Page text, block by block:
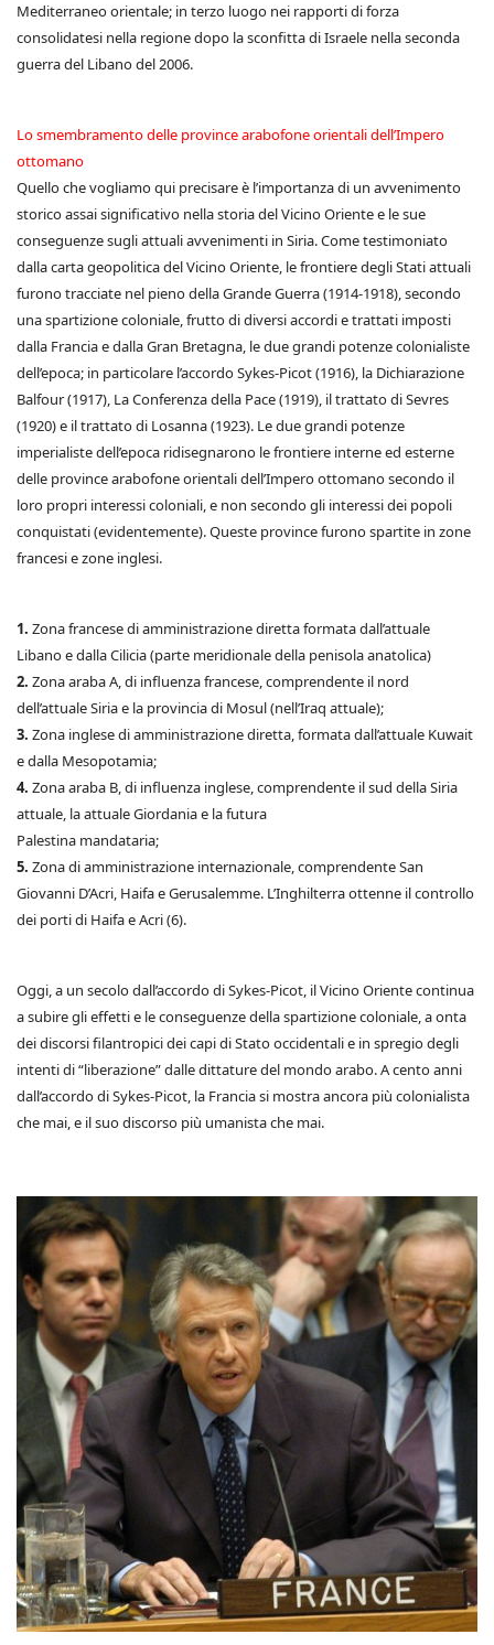
Mediterraneo orientale; in terzo luogo nei rapporti di forza
consolidatesi nella regione dopo la sconfitta di Israele nella seconda
guerra del Libano del 2006.
Lo smembramento delle province arabofone orientali dell’Impero
ottomano
Quello che vogliamo qui precisare è l’importanza di un avvenimento
storico assai significativo nella storia del Vicino Oriente e le sue
conseguenze sugli attuali avvenimenti in Siria. Come testimoniato
dalla carta geopolitica del Vicino Oriente, le frontiere degli Stati attuali
furono tracciate nel pieno della Grande Guerra (1914-1918), secondo
una spartizione coloniale, frutto di diversi accordi e trattati imposti
dalla Francia e dalla Gran Bretagna, le due grandi potenze colonialiste
dell’epoca; in particolare l’accordo Sykes-Picot (1916), la Dichiarazione
Balfour (1917), La Conferenza della Pace (1919), il trattato di Sevres
(1920) e il trattato di Losanna (1923). Le due grandi potenze
imperialiste dell’epoca ridisegnarono le frontiere interne ed esterne
delle province arabofone orientali dell’Impero ottomano secondo il
loro propri interessi coloniali, e non secondo gli interessi dei popoli
conquistati (evidentemente). Queste province furono spartite in zone
francesi e zone inglesi.
1. Zona francese di amministrazione diretta formata dall’attuale
Libano e dalla Cilicia (parte meridionale della penisola anatolica)
2. Zona araba A, di influenza francese, comprendente il nord
dell’attuale Siria e la provincia di Mosul (nell’Iraq attuale);
3. Zona inglese di amministrazione diretta, formata dall’attuale Kuwait
e dalla Mesopotamia;
4. Zona araba B, di influenza inglese, comprendente il sud della Siria
attuale, la attuale Giordania e la futura
Palestina mandataria;
5. Zona di amministrazione internazionale, comprendente San
Giovanni D’Acri, Haifa e Gerusalemme. L’Inghilterra ottenne il controllo
dei porti di Haifa e Acri (6).
Oggi, a un secolo dall’accordo di Sykes-Picot, il Vicino Oriente continua
a subire gli effetti e le conseguenze della spartizione coloniale, a onta
dei discorsi filantropici dei capi di Stato occidentali e in spregio degli
intenti di “liberazione” dalle dittature del mondo arabo. A cento anni
dall’accordo di Sykes-Picot, la Francia si mostra ancora più colonialista
che mai, e il suo discorso più umanista che mai.